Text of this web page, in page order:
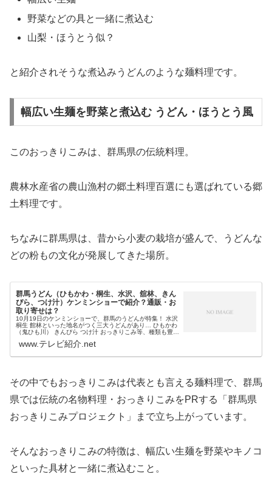
野菜などの具と一緒に煮込む
山梨・ほうとう似？
と紹介されそうな煮込みうどんのような麺料理です。
幅広い生麺を野菜と煮込む うどん・ほうとう風
このおっきりこみは、群馬県の伝統料理。
農林水産省の農山漁村の郷土料理百選にも選ばれている郷
土料理です。
ちなみに群馬県は、昔から小麦の栽培が盛んで、うどんな
どの粉もの文化が発展してきた場所。
群馬うどん（ひもかわ・桐生、水沢、舘林、きん
ぴら、つけ汁）ケンミンショーで紹介？通販・お
取り寄せは？
10月19日のケンミンショーで、群馬のうどんが特集！ 水沢
桐生 館林といった地名がつく三大うどんがあり… ひもかわ
（鬼ひも川） きんぴら つけ汁 おっきりこみ等、種類も豊富
そうです。そ...
www.テレビ紹介.net
その中でもおっきりこみは代表とも言える麺料理で、群馬
県では伝統の名物料理・おっきりこみをPRする「群馬県
おっきりこみプロジェクト」まで立ち上がっています。
そんなおっきりこみの特徴は、幅広い生麺を野菜やキノコ
といった具材と一緒に煮込むこと。